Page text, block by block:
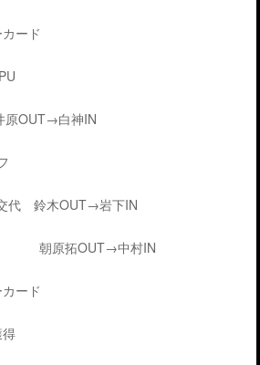
ード
原OUT→白神IN
代 鈴木OUT→岩下IN
中村IN
ード